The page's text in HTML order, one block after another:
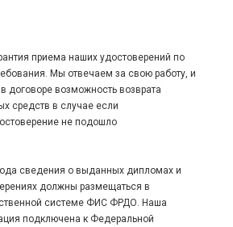
приема наших удостоверений по
Мы отвечаем за свою работу, и
договоре возможность возврата
средств в случае если
не подошло
сведения о выданных дипломах и
должны размещаться в
системе ФИС ФРДО. Наша
подключена к Федеральной